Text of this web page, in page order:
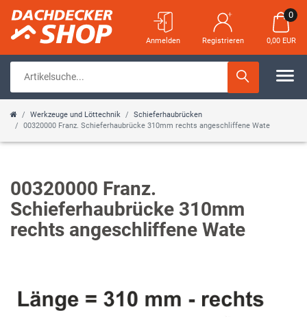
Anmelden Registrieren
0
0,00 EUR
Werkzeuge und Löttechnik
Schieferhaubrücken
00320000 Franz. Schieferhaubrücke 310mm rechts angeschliffene Wate
00320000 Franz.
Schieferhaubrücke 310mm
rechts angeschliffene Wate